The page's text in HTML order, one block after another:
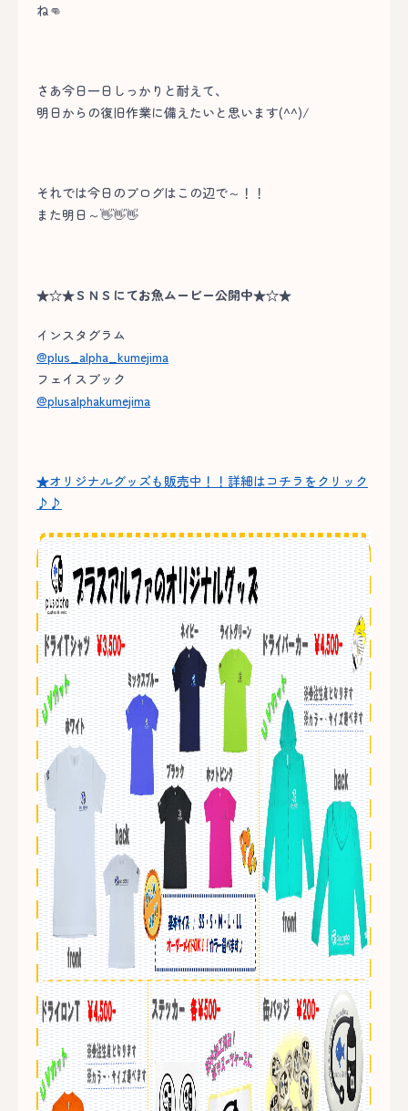
ね👊
さあ今日一日しっかりと耐えて、
明日からの復旧作業に備えたいと思います(^^)/
それでは今日のブログはこの辺で～！！
また明日～👋👋👋
★☆★ＳＮＳにてお魚ムービー公開中★☆★
インスタグラム
@plus_alpha_kumejima
フェイスブック
@plusalphakumejima
★オリジナルグッズも販売中！！詳細はコチラをクリック
♪♪